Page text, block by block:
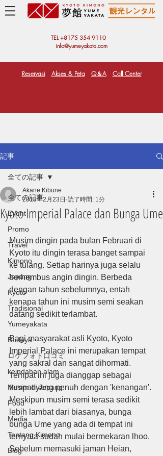
TEL +8175 354 9110
info@yumeyakata.com
Reservasi Akses & Peta Q＆A Call Center
記事
全ての記事
Event
Promo
Travel
Kimono
Jepang
Kyoto
Tradisional
Yumeyakata
Budaya
ロケフォト口コミ
keindahan alam
Musim di Jepang
Food
Media
Tentang Kimono
Blog
全ての記事
Kyoto Imperial Palace dan Bunga Ume
Akane Kibune
2018年2月23日 読了時間: 1分
Musim dingin pada bulan Februari di
Kyoto itu dingin terasa banget sampai
ke tulang. Setiap harinya juga selalu
berhembus angin dingin. Berbeda
dengan tahun sebelumnya, entah
kenapa tahun ini musim semi seakan
datang sedikit terlambat.
Bagi masyarakat asli Kyoto, Kyoto
Imperial Palace ini merupakan tempat
yang sakral dan sangat dihormati.
Tempat ini juga dianggap sebagai
tempat yang penuh dengan 'kenangan'.
Meskipun musim semi terasa sedikit
lebih lambat dari biasanya, bunga
bunga Ume yang ada di tempat ini
ternyata sudah mulai bermekaran lhoo.
Sebelum memasuki jaman Heian,